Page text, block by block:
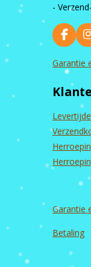
-
F
a
c
e
o
k
I
g
Garantie
Garantie
Betaling